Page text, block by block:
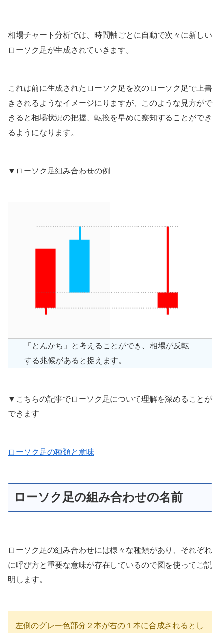
相場チャート分析では、時間軸ごとに自動で次々に新しい
ローソク足が生成されていきます。
これは前に生成されたローソク足を次のローソク足で上書
きされるようなイメージにりますが、このような見方がで
きると相場状況の把握、転換を早めに察知することができ
るようになります。
▼ローソク足組み合わせの例
「とんかち」と考えることができ、相場が反転
する兆候があると捉えます。
▼こちらの記事でローソク足について理解を深めることが
できます
ローソク足の種類と意味
ローソク足の組み合わせの名前
ローソク足の組み合わせには様々な種類があり、それぞれ
に呼び方と重要な意味が存在しているので図を使ってご説
明します。
左側のグレー色部分２本が右の１本に合成されるとし